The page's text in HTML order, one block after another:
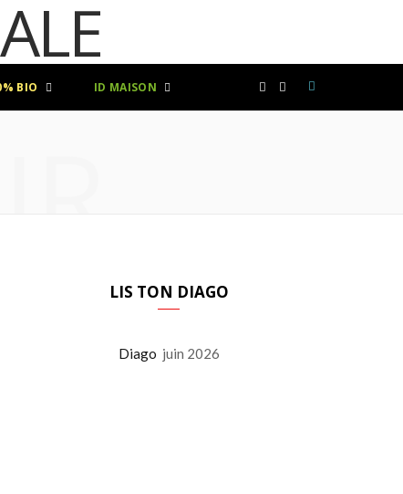
BIO ID MAISON
LIS TON DIAGO
Diago juin 2026